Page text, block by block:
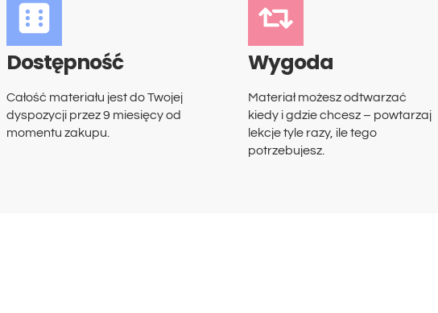
Dostępność
Całość materiału jest do Twojej
dyspozycji przez 9 miesięcy od
momentu zakupu.
Wygoda
Materiał możesz odtwarzać
kiedy i gdzie chcesz – powtarzaj
lekcje tyle razy, ile tego
potrzebujesz.